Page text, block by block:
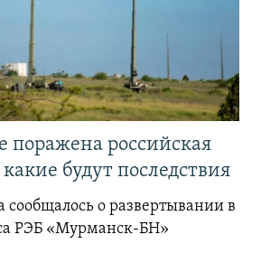
поражена российская
будут последствия
сообщалось о развертывании в
РЭБ «Мурманск-БН»